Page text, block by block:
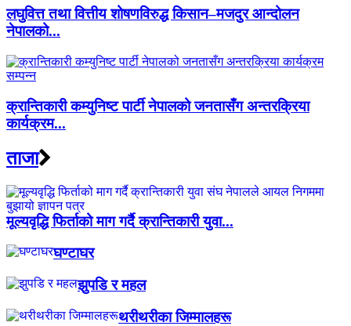
लघुवित्त तथा वित्तीय शोषणविरुद्ध किसान–मजदुर आन्दोलन
नेपालको...
क्रान्तिकारी कम्युनिष्ट पार्टी नेपालको जनतासँग अन्तरक्रिया
कार्यक्रम...
ताजा
मूल्यवृद्धि फिर्ताको माग गर्दै क्रान्तिकारी युवा...
घण्टाघर
झुपडि र महल
थरीथरीका जिम्मालहरू